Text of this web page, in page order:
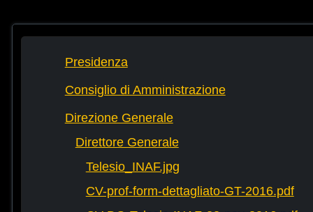
Presidenza
Consiglio di Amministrazione
Direzione Generale
Direttore Generale
Telesio_INAF.jpg
CV-prof-form-dettagliato-GT-2016.pdf